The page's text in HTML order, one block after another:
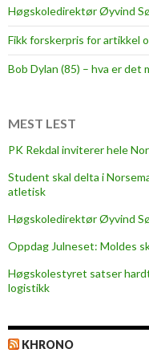
Høgskoledirektør Øyvind
Fikk forskerpris for artikkel
Bob Dylan (85) – hva er det
MEST LEST
PK Rekdal inviterer hele
Student skal delta i
atletisk
Høgskoledirektør Øyvind
Oppdag Julneset: Moldes
Høgskolestyret satser
logistikk
KHRONO